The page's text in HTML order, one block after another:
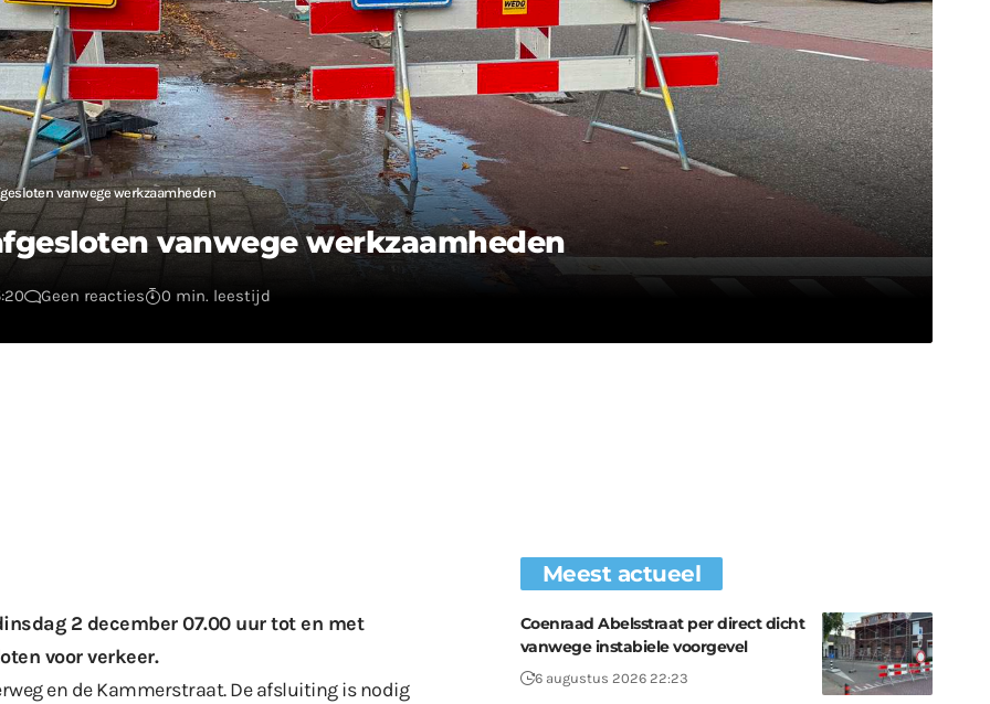
vanwege werkzaamheden
vanwege werkzaamheden
Geen reacties 0 min. leestijd
2 december 07.00 uur tot en met
voor verkeer.
en de Kammerstraat. De afsluiting is nodig
Meest actueel
Coenraad Abelsstraat per direct dicht
vanwege instabiele voorgevel
6 augustus 2026 22:23